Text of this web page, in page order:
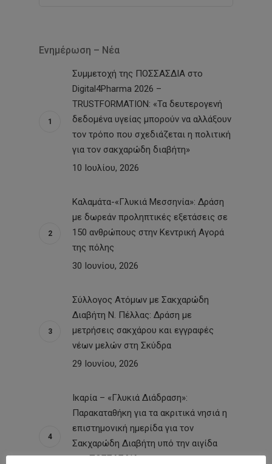
Ενημέρωση – Νέα
Συμμετοχή της ΠΟΣΣΑΣΔΙΑ στο
Digital4Pharma 2026 –
TRUSTFORMATION: «Τα δευτερογενή
δεδομένα υγείας μπορούν να αλλάξουν
τον τρόπο που σχεδιάζεται η πολιτική
για τον σακχαρώδη διαβήτη»
10 Ιουλίου, 2026
Καλαμάτα-«Γλυκιά Μεσσηνία»: Δράση
με δωρεάν προληπτικές εξετάσεις σε
150 ανθρώπους στην Κεντρική Αγορά
της πόλης
30 Ιουνίου, 2026
Σύλλογος Ατόμων με Σακχαρώδη
Διαβήτη Ν. Πέλλας: Δράση με
μετρήσεις σακχάρου και εγγραφές
νέων μελών στη Σκύδρα
29 Ιουνίου, 2026
Ικαρία – «Γλυκιά Διάδραση»:
Παρακαταθήκη για τα ακριτικά νησιά η
επιστημονική ημερίδα για τον
Σακχαρώδη Διαβήτη υπό την αιγίδα
της ΠΟΣΣΑΣΔΙΑ